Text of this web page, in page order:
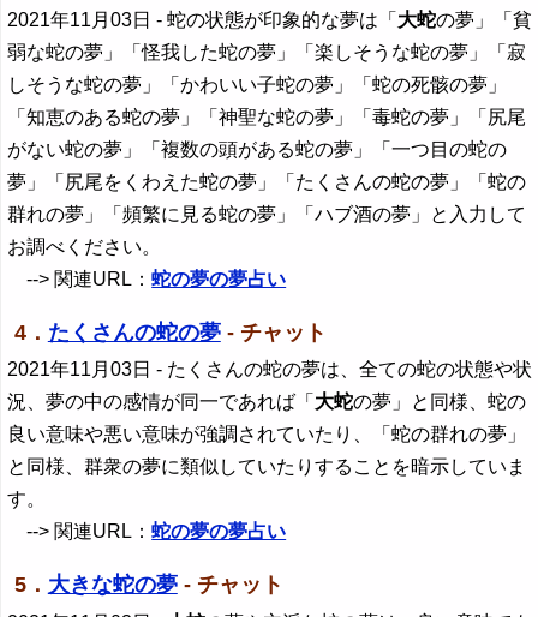
2021年11月03日 - 蛇の状態が印象的な夢は「 大蛇の夢」「貧
弱な蛇の夢」「怪我した蛇の夢」「楽しそうな蛇の夢」「寂
しそうな蛇の夢」「かわいい子蛇の夢」「蛇の死骸の夢」
「知恵のある蛇の夢」「神聖な蛇の夢」「毒蛇の夢」「尻尾
がない蛇の夢」「複数の頭がある蛇の夢」「一つ目の蛇の
夢」「尻尾をくわえた蛇の夢」「たくさんの蛇の夢」「蛇の
群れの夢」「頻繁に見る蛇の夢」「ハブ酒の夢」と入力して
お調べください。
--> 関連URL：蛇の夢の夢占い
4． たくさんの蛇の夢- チャット
2021年11月03日 - たくさんの蛇の夢は、全ての蛇の状態や状
況、夢の中の感情が同一であれば「 大蛇の夢」と同様、蛇の
良い意味や悪い意味が強調されていたり、「蛇の群れの夢」
と同様、群衆の夢に類似していたりすることを暗示していま
す。
--> 関連URL：蛇の夢の夢占い
5． 大きな蛇の夢- チャット